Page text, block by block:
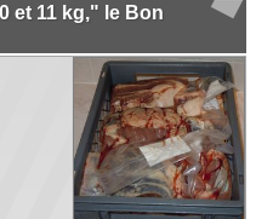
et 11 kg," le Bon